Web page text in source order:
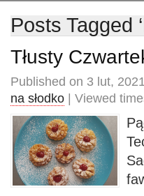
Posts Tagged
Tłusty
Published on 3 lut,
na słodko | Viewed